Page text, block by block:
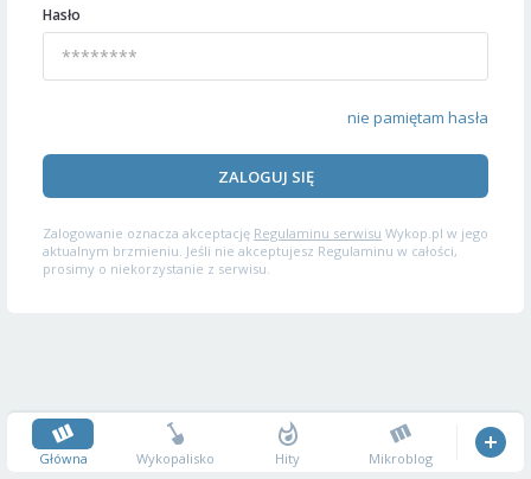
Hasło
nie pamiętam hasła
ZALOGUJ SIĘ
Zalogowanie oznacza akceptację Regulaminu serwisu Wykop.pl w jego
aktualnym brzmieniu. Jeśli nie akceptujesz Regulaminu w całości,
prosimy o niekorzystanie z serwisu.
Główna Wykopalisko Hity Mikroblog